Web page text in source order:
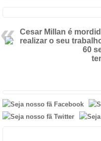
Cesar Millan é
realizar o seu
60